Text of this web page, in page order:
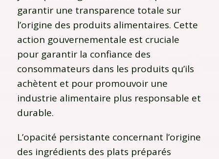
garantir une transparence totale sur
l’origine des produits alimentaires. Cette
action gouvernementale est cruciale
pour garantir la confiance des
consommateurs dans les produits qu’ils
achètent et pour promouvoir une
industrie alimentaire plus responsable et
durable.
L’opacité persistante concernant l’origine
des ingrédients des plats préparés